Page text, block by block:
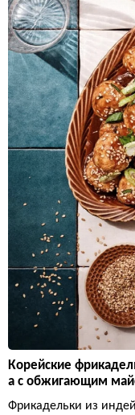
Корейские
а с обжигающим
Фрикадельки из